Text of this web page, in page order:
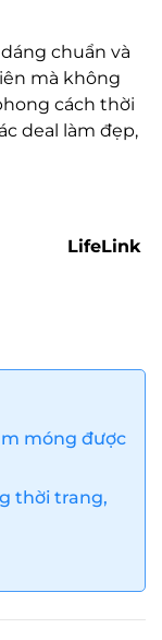
chuẩn và
mà không
cách thời
deal làm đẹp,
LifeLink
móng được
thời trang,